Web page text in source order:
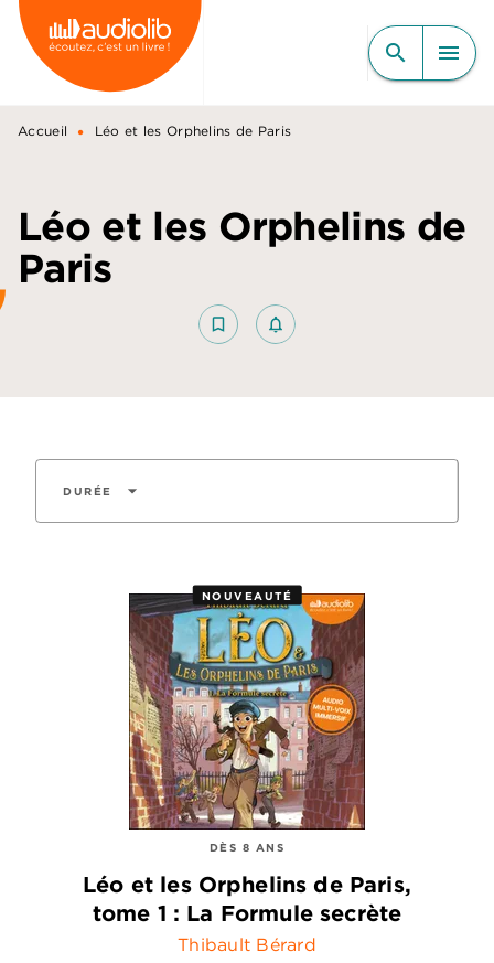
MENU RECHERCHE
CONTENU
PIED DE PAGE
search menu
Accueil • Léo et les Orphelins de Paris
Léo et les Orphelins de
Paris
bookmark_border notifications_none_outlined
DURÉE arrow_drop_down
NOUVEAUTÉ
DÈS 8 ANS
Léo et les Orphelins de Paris,
tome 1 : La Formule secrète
Thibault Bérard